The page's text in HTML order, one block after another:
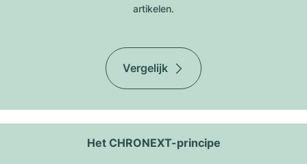
artikelen.
Vergelijk
Het CHRONEXT-principe